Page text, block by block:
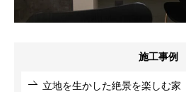
施工事例
立地を生かした絶景を楽しむ家